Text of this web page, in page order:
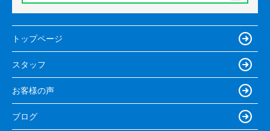
トップページ
スタッフ
お客様の声
ブログ